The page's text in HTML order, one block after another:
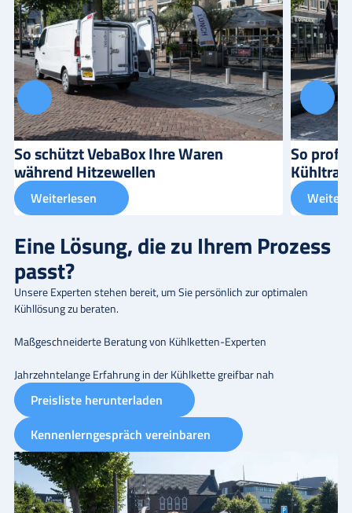
So schützt VebaBox Ihre Waren
während Hitzewellen
Weiterlesen
So
Eine Lösung, die zu Ihrem Prozess
passt?
Unsere Experten stehen bereit, um Sie persönlich zur optimalen
Kühllösung zu beraten.
Maßgeschneiderte Beratung von Kühlketten-Experten
Jahrzehntelange Erfahrung in der Kühlkette greifbar nah
Preisliste herunterladen
Kennenlerngespräch vereinbaren